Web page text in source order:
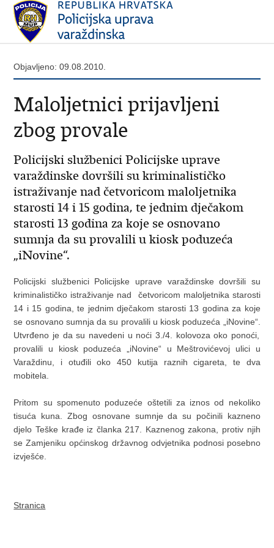
Objavljeno: 09.08.2010.
Maloljetnici prijavljeni
zbog provale
Policijski službenici Policijske uprave
varaždinske dovršili su kriminalističko
istraživanje nad četvoricom maloljetnika
starosti 14 i 15 godina, te jednim dječakom
starosti 13 godina za koje se osnovano
sumnja da su provalili u kiosk poduzeća
„iNovine“.
Policijski službenici Policijske uprave varaždinske dovršili su
kriminalističko istraživanje nad četvoricom maloljetnika starosti
14 i 15 godina, te jednim dječakom starosti 13 godina za koje
se osnovano sumnja da su provalili u kiosk poduzeća „iNovine“.
Utvrđeno je da su navedeni u noći 3./4. kolovoza oko ponoći,
provalili u kiosk poduzeća „iNovine“ u Meštrovićevoj ulici u
Varaždinu, i otuđili oko 450 kutija raznih cigareta, te dva
mobitela.
Pritom su spomenuto poduzeće oštetili za iznos od nekoliko
tisuća kuna.
Zbog osnovane sumnje da su počinili kazneno
djelo Teške krađe iz članka 217. Kaznenog zakona, protiv njih
se Zamjeniku općinskog državnog odvjetnika podnosi posebno
izvješće.
Stranica